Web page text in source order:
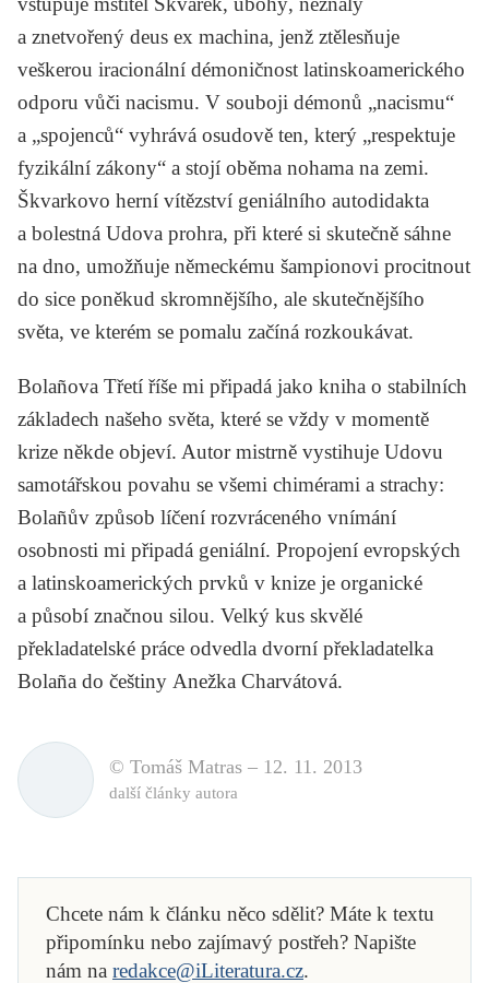
a znetvořený deus ex machina, jenž ztělesňuje
veškerou iracionální démoničnost latinskoamerického
odporu vůči nacismu. V souboji démonů „nacismu“
a „spojenců“ vyhrává osudově ten, který „respektuje
fyzikální zákony“ a stojí oběma nohama na zemi.
Škvarkovo herní vítězství geniálního autodidakta
a bolestná Udova prohra, při které si skutečně sáhne
na dno, umožňuje německému šampionovi procitnout
do sice poněkud skromnějšího, ale skutečnějšího
světa, ve kterém se pomalu začíná rozkoukávat.
Bolañova Třetí říše mi připadá jako kniha o stabilních
základech našeho světa, které se vždy v momentě
krize někde objeví. Autor mistrně vystihuje Udovu
samotářskou povahu se všemi chimérami a strachy:
Bolañův způsob líčení rozvráceného vnímání
osobnosti mi připadá geniální. Propojení evropských
a latinskoamerických prvků v knize je organické
a působí značnou silou. Velký kus skvělé
překladatelské práce odvedla dvorní překladatelka
Bolaña do češtiny Anežka Charvátová.
© Tomáš Matras – 12. 11. 2013
další články autora
Chcete nám k článku něco sdělit? Máte k textu
připomínku nebo zajímavý postřeh? Napište
nám na redakce@iLiteratura.cz.